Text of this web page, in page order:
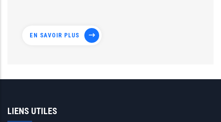
EN SAVOIR PLUS
LIENS UTILES